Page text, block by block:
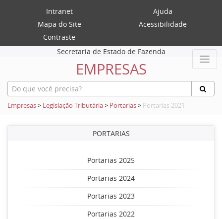
Intranet
Ajuda
Mapa do Site
Acessibilidade
Contraste
Secretaria de Estado de Fazenda
EMPRESAS
Empresas> Legislação Tributária> Portarias> Portarias 2021
PORTARIAS
Portarias 2025
Portarias 2024
Portarias 2023
Portarias 2022